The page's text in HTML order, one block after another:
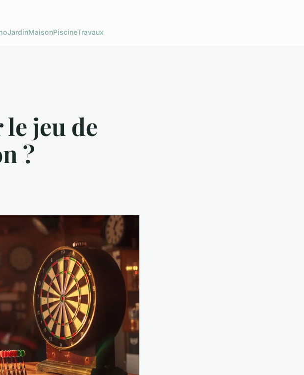
JardinMaisonPiscineTravaux
jeu de
?